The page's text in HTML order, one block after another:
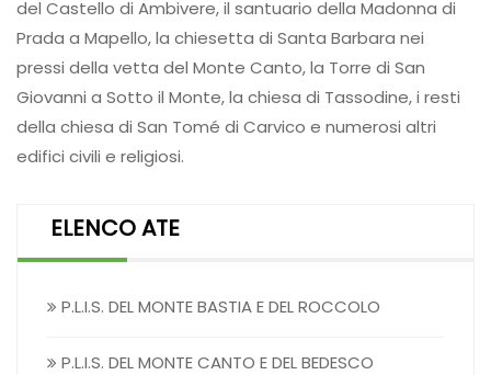
del Castello di Ambivere, il santuario della Madonna di
Prada a Mapello, la chiesetta di Santa Barbara nei
pressi della vetta del Monte Canto, la Torre di San
Giovanni a Sotto il Monte, la chiesa di Tassodine, i resti
della chiesa di San Tomé di Carvico e numerosi altri
edifici civili e religiosi.
ELENCO ATE
P.L.I.S. DEL MONTE BASTIA E DEL ROCCOLO
P.L.I.S. DEL MONTE CANTO E DEL BEDESCO